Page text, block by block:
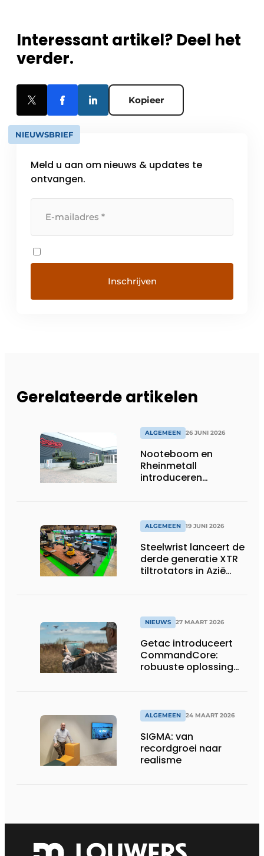
Interessant artikel? Deel het
verder.
Kopieer
NIEUWSBRIEF
Meld u aan om nieuws & updates te
ontvangen.
Gerelateerde artikelen
ALGEMEEN 26 JUNI 2026
Nooteboom en
Rheinmetall
introduceren
ALGEMEEN 19 JUNI 2026
Steelwrist lanceert de
derde generatie XTR
tiltrotators in Azië
NIEUWS 27 MAART 2026
Getac introduceert
CommandCore:
robuuste oplossing
ALGEMEEN 24 MAART 2026
SIGMA: van
recordgroei naar
realisme